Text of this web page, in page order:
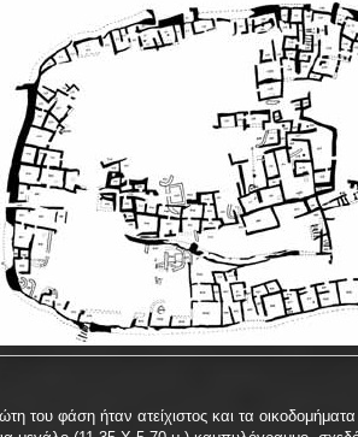
του φάση ήταν ατείχιστος και τα